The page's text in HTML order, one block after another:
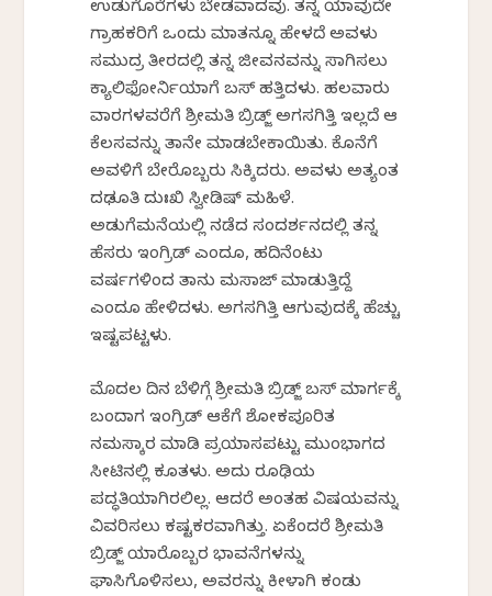
ಉಡುಗೊರೆಗಳು ಬೇಡವಾದವು. ತನ್ನ ಯಾವುದೇ
ಗ್ರಾಹಕರಿಗೆ ಒಂದು ಮಾತನ್ನೂ ಹೇಳದೆ ಅವಳು
ಸಮುದ್ರ ತೀರದಲ್ಲಿ ತನ್ನ ಜೀವನವನ್ನು ಸಾಗಿಸಲು
ಕ್ಯಾಲಿಫೋರ್ನಿಯಾಗೆ ಬಸ್ ಹತ್ತಿದಳು. ಹಲವಾರು
ವಾರಗಳವರೆಗೆ ಶ್ರೀಮತಿ ಬ್ರಿಡ್ಜ್ ಅಗಸಗಿತ್ತಿ ಇಲ್ಲದೆ ಆ
ಕೆಲಸವನ್ನು ತಾನೇ ಮಾಡಬೇಕಾಯಿತು. ಕೊನೆಗೆ
ಅವಳಿಗೆ ಬೇರೊಬ್ಬರು ಸಿಕ್ಕಿದರು. ಅವಳು ಅತ್ಯಂತ
ದಢೂತಿ ದುಃಖಿ ಸ್ವೀಡಿಷ್ ಮಹಿಳೆ.
ಅಡುಗೆಮನೆಯಲ್ಲಿ ನಡೆದ ಸಂದರ್ಶನದಲ್ಲಿ ತನ್ನ
ಹೆಸರು ಇಂಗ್ರಿಡ್ ಎಂದೂ, ಹದಿನೆಂಟು
ವರ್ಷಗಳಿಂದ ತಾನು ಮಸಾಜ್ ಮಾಡುತ್ತಿದ್ದೆ
ಎಂದೂ ಹೇಳಿದಳು. ಅಗಸಗಿತ್ತಿ ಆಗುವುದಕ್ಕೆ ಹೆಚ್ಚು
ಇಷ್ಟಪಟ್ಟಳು.
ಮೊದಲ ದಿನ ಬೆಳಿಗ್ಗೆ ಶ್ರೀಮತಿ ಬ್ರಿಡ್ಜ್ ಬಸ್ ಮಾರ್ಗಕ್ಕೆ
ಬಂದಾಗ ಇಂಗ್ರಿಡ್ ಆಕೆಗೆ ಶೋಕಪೂರಿತ
ನಮಸ್ಕಾರ ಮಾಡಿ ಪ್ರಯಾಸಪಟ್ಟು ಮುಂಭಾಗದ
ಸೀಟಿನಲ್ಲಿ ಕೂತಳು. ಅದು ರೂಢಿಯ
ಪದ್ಧತಿಯಾಗಿರಲಿಲ್ಲ. ಆದರೆ ಅಂತಹ ವಿಷಯವನ್ನು
ವಿವರಿಸಲು ಕಷ್ಟಕರವಾಗಿತ್ತು. ಏಕೆಂದರೆ ಶ್ರೀಮತಿ
ಬ್ರಿಡ್ಜ್ ಯಾರೊಬ್ಬರ ಭಾವನೆಗಳನ್ನು
ಘಾಸಿಗೊಳಿಸಲು, ಅವರನ್ನು ಕೀಳಾಗಿ ಕಂಡು